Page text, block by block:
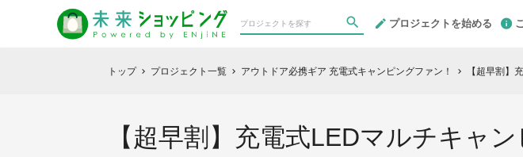
プロジェクトを始める
トップ chevron_right プロジェクト一覧 chevron_right アウトドア必携ギア 充電式キャンピングファン！ chevron_right 【超早割
【超早割】充電式LEDマルチキ